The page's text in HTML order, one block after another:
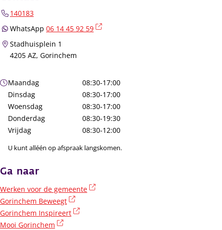
140183
WhatsApp 06 14 45 92 59
Stadhuisplein 1
4205 AZ, Gorinchem
Openingstijden
Maandag
08:30-17:00
Dinsdag
08:30-17:00
Woensdag
08:30-17:00
Donderdag
08:30-19:30
Vrijdag
08:30-12:00
U kunt alléén op afspraak langskomen.
Ga naar
Werken voor de gemeente
Gorinchem Beweegt
Gorinchem Inspireert
Mooi Gorinchem